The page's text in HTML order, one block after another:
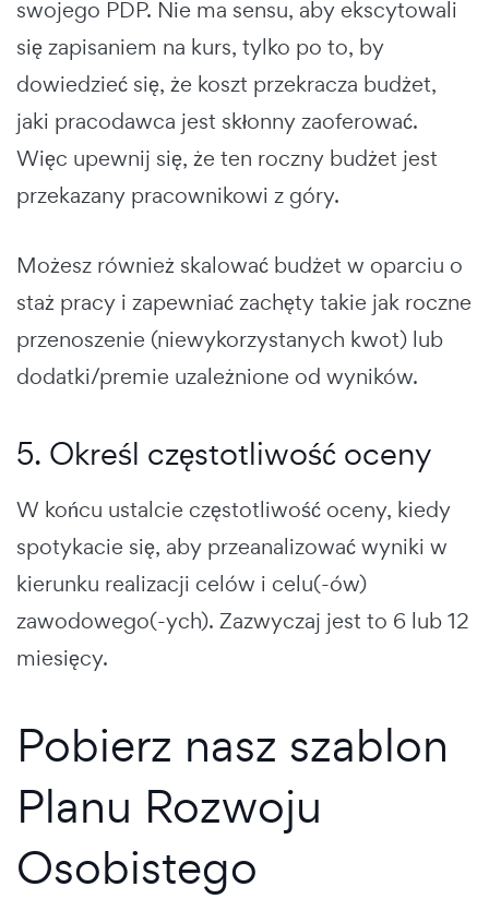
swojego PDP. Nie ma sensu, aby ekscytowali
się zapisaniem na kurs, tylko po to, by
dowiedzieć się, że koszt przekracza budżet,
jaki pracodawca jest skłonny zaoferować.
Więc upewnij się, że ten roczny budżet jest
przekazany pracownikowi z góry.
Możesz również skalować budżet w oparciu o
staż pracy i zapewniać zachęty takie jak roczne
przenoszenie (niewykorzystanych kwot) lub
dodatki/premie uzależnione od wyników.
5. Określ częstotliwość oceny
W końcu ustalcie częstotliwość oceny, kiedy
spotykacie się, aby przeanalizować wyniki w
kierunku realizacji celów i celu(-ów)
zawodowego(-ych). Zazwyczaj jest to 6 lub 12
miesięcy.
Pobierz nasz szablon
Planu Rozwoju
Osobistego